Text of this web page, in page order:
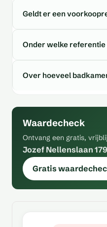
Geldt er een
Onder welke referentie
Over hoeveel
Waardecheck
Ontvang een gratis,
Jozef Nellenslaan
Gratis